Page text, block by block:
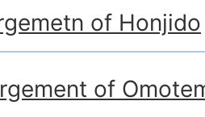
of Honjido
of